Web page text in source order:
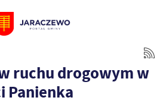
ruchu drogowym w
Panienka